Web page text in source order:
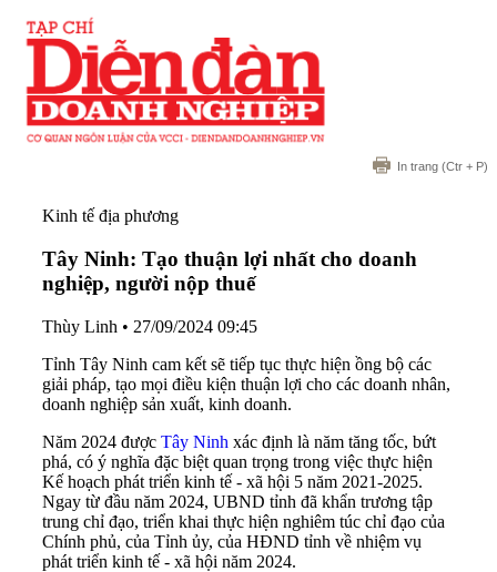
In trang (Ctr + P)
Kinh tế địa phương
Tây Ninh: Tạo thuận lợi nhất cho doanh
nghiệp, người nộp thuế
Thùy Linh • 27/09/2024 09:45
Tỉnh Tây Ninh cam kết sẽ tiếp tục thực hiện ồng bộ các
giải pháp, tạo mọi điều kiện thuận lợi cho các doanh nhân,
doanh nghiệp sản xuất, kinh doanh.
Năm 2024 được Tây Ninh xác định là năm tăng tốc, bứt
phá, có ý nghĩa đặc biệt quan trọng trong việc thực hiện
Kế hoạch phát triển kinh tế - xã hội 5 năm 2021-2025.
Ngay từ đầu năm 2024, UBND tỉnh đã khẩn trương tập
trung chỉ đạo, triển khai thực hiện nghiêm túc chỉ đạo của
Chính phủ, của Tỉnh ủy, của HĐND tỉnh về nhiệm vụ
phát triển kinh tế - xã hội năm 2024.